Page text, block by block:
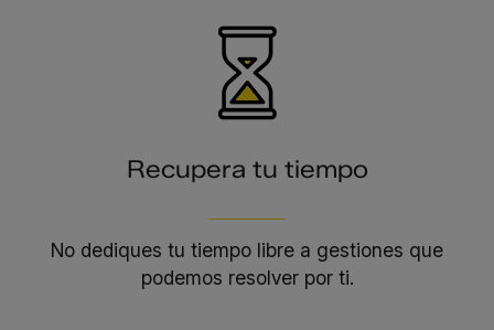
Recupera tu tiempo
No dediques tu tiempo libre a gestiones que
podemos resolver por ti.